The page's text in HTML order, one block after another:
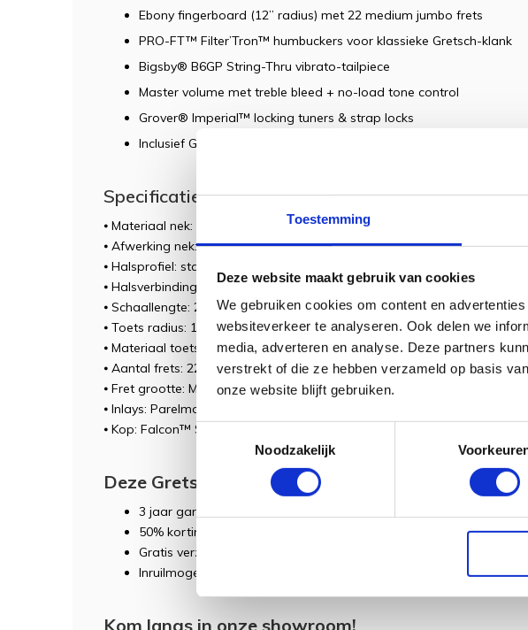
Toestemming
Deze website maakt gebruik van cookies
We gebruiken cookies om content en
websiteverkeer te analyseren. Ook delen we
media, adverteren en analyse. Deze partners
verstrekt of die ze hebben verzameld op basis
onze website blijft gebruiken.
Toestemmingsselectie
Noodzakelijk
Ebony fingerboard (12” radius) met 22 medium jumbo frets
PRO-FT™ Filter’Tron™ humbuckers voor klassieke Gretsch-klank
Bigsby® B6GP String-Thru vibrato-tailpiece
Master volume met treble bleed + no-load tone control
Grover® Imperial™ locking tuners & strap locks
Inclusief Gretsch® 17" deluxe hardshell case
Specificaties
⦁ Materiaal nek: Esdoorn (maple)
⦁ Afwerking nek: Glanzend (gloss)
⦁ Halsprofiel: standaard U-vorm
⦁ Halsverbinding: Gold sparkle
⦁ Schaallengte: 25.5" (64,8 cm)
⦁ Toets radius: 12" (305 mm)
⦁ Materiaal toetsen: ebbenhout
⦁ Aantal frets: 22
⦁ Fret grootte: Medium Jumbo
⦁ Inlays: Parelmoer Neo-Classic™ Thumbnail
⦁ Kop: Falcon™ Style
Deze Gretsch wordt geleverd inclusief:
3 jaar garantie
50% korting op eerste servicebeurt (geldig tot 6 maanden na
Gratis verzending
Inruilmogelijkheid
Kom langs in onze showroom!